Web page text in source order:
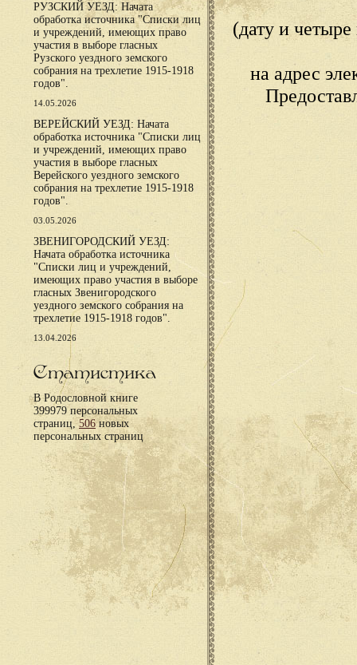
РУЗСКИЙ УЕЗД: Начата
обработка источника "Списки лиц
и учреждений, имеющих право
участия в выборе гласных
Рузского уездного земского
собрания на трехлетие 1915-1918
годов".
14.05.2026
ВЕРЕЙСКИЙ УЕЗД: Начата
обработка источника "Списки лиц
и учреждений, имеющих право
участия в выборе гласных
Верейского уездного земского
собрания на трехлетие 1915-1918
годов".
03.05.2026
ЗВЕНИГОРОДСКИЙ УЕЗД:
Начата обработка источника
"Списки лиц и учреждений,
имеющих право участия в выборе
гласных Звенигородского
уездного земского собрания на
трехлетие 1915-1918 годов".
13.04.2026
Статистика
В Родословной книге
399979 персональных
страниц,506новых
персональных страниц
(дату и
на адрес